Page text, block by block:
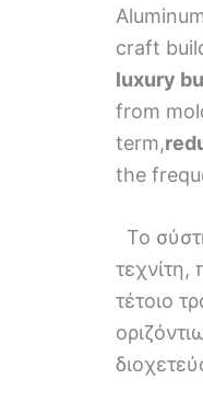
craft
luxury
from
term,
the
Το
τεχνίτη,
τέτοιο